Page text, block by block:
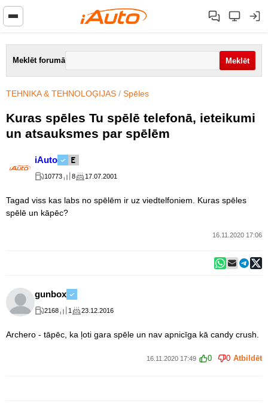
Meklēt forumā
TEHNIKA & TEHNOLOĢIJAS / Spēles
Kuras spēles Tu spēlē telefonā, ieteikumi
un atsauksmes par spēlēm
iAuto
10773 8 17.07.2001
Tagad viss kas labs no spēlēm ir uz viedtelfoniem. Kuras spēles
spēlē un kāpēc?
16.11.2020 17:06
gunbox
2168 1 23.12.2016
Archero - tāpēc, ka ļoti gara spēle un nav apnicīga kā candy crush.
16.11.2020 17:49 0 0 Atbildēt